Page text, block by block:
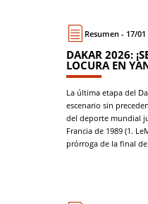
Resumen - 17/
DAKAR 2026:
LOCURA EN
La última etapa del
escenario sin
del deporte mundial
Francia de 1989 (1.
prórroga de la final